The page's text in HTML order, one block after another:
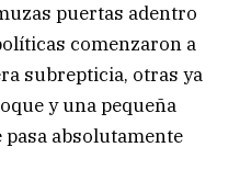
puertas adentro
comenzaron a
subrepticia, otras ya
y una pequeña
absolutamente